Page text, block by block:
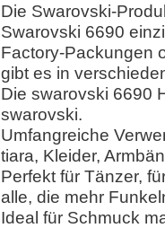
Die Swarovski-
Swarovski 6690
Factory-Packungen
gibt es in
Die swarovski 6690
swarovski.
Umfangreiche
tiara, Kleider,
Perfekt für Tänzer,
alle, die mehr
Ideal für Schmuck